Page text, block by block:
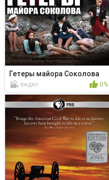
Гетеры майора Соколова
видео 0%